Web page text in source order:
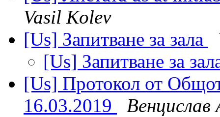
Vasil Kolev
[Us] Запитване за зала
[Us] Запитване за
[Us] Протокол от
16.03.2019
Венцислав